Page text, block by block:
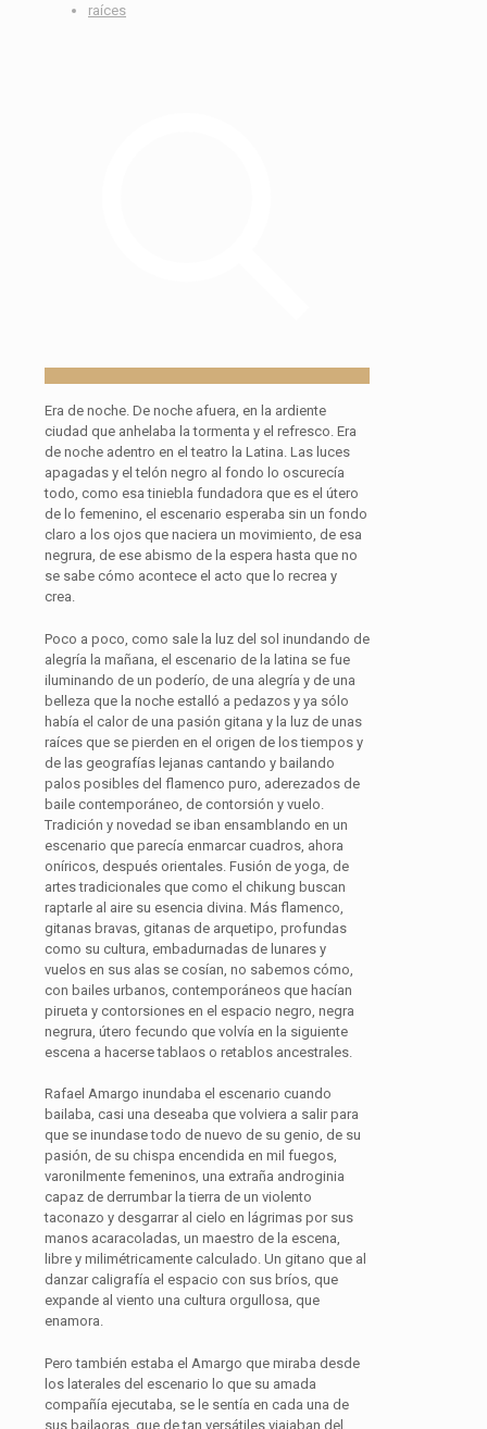
raíces
Era de noche. De noche afuera, en la ardiente
ciudad que anhelaba la tormenta y el refresco. Era
de noche adentro en el teatro la Latina. Las luces
apagadas y el telón negro al fondo lo oscurecía
todo, como esa tiniebla fundadora que es el útero
de lo femenino, el escenario esperaba sin un fondo
claro a los ojos que naciera un movimiento, de esa
negrura, de ese abismo de la espera hasta que no
se sabe cómo acontece el acto que lo recrea y
crea.
Poco a poco, como sale la luz del sol inundando de
alegría la mañana, el escenario de la latina se fue
iluminando de un poderío, de una alegría y de una
belleza que la noche estalló a pedazos y ya sólo
había el calor de una pasión gitana y la luz de unas
raíces que se pierden en el origen de los tiempos y
de las geografías lejanas cantando y bailando
palos posibles del flamenco puro, aderezados de
baile contemporáneo, de contorsión y vuelo.
Tradición y novedad se iban ensamblando en un
escenario que parecía enmarcar cuadros, ahora
oníricos, después orientales. Fusión de yoga, de
artes tradicionales que como el chikung buscan
raptarle al aire su esencia divina. Más flamenco,
gitanas bravas, gitanas de arquetipo, profundas
como su cultura, embadurnadas de lunares y
vuelos en sus alas se cosían, no sabemos cómo,
con bailes urbanos, contemporáneos que hacían
pirueta y contorsiones en el espacio negro, negra
negrura, útero fecundo que volvía en la siguiente
escena a hacerse tablaos o retablos ancestrales.
Rafael Amargo inundaba el escenario cuando
bailaba, casi una deseaba que volviera a salir para
que se inundase todo de nuevo de su genio, de su
pasión, de su chispa encendida en mil fuegos,
varonilmente femeninos, una extraña androginia
capaz de derrumbar la tierra de un violento
taconazo y desgarrar al cielo en lágrimas por sus
manos acaracoladas, un maestro de la escena,
libre y milimétricamente calculado. Un gitano que al
danzar caligrafía el espacio con sus bríos, que
expande al viento una cultura orgullosa, que
enamora.
Pero también estaba el Amargo que miraba desde
los laterales del escenario lo que su amada
compañía ejecutaba, se le sentía en cada una de
sus bailaoras, que de tan versátiles viajaban del